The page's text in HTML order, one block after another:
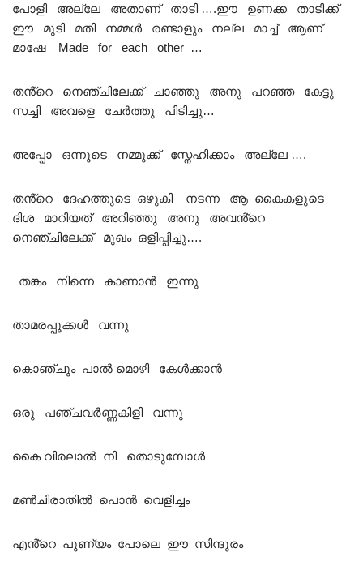
പോളി അല്ലേ അതാണ് താടി ….ഈ ഉണക്ക താടിക്ക്
ഈ മുടി മതി നമ്മൾ രണ്ടാളും നല്ല മാച്ച് ആണ്
മാഷേ Made for each other …
തൻ്റെ നെഞ്ചിലേക്ക് ചാഞ്ഞു അനു പറഞ്ഞ കേട്ടു
സച്ചി അവളെ ചേർത്തു പിടിച്ചു…
അപ്പോ ഒന്നൂടെ നമ്മുക്ക് സ്നേഹിക്കാം അല്ലേ ….
തൻ്റെ ദേഹത്തുടെ ഒഴുകി നടന്ന ആ കൈകളുടെ
ദിശ മാറിയത് അറിഞ്ഞു അനു അവൻ്റെ
നെഞ്ചിലേക്ക് മുഖം ഒളിപ്പിച്ചു….
തങ്കം നിന്നെ കാണാൻ ഇന്നു
താമരപ്പൂക്കൾ വന്നു
കൊഞ്ചും പാൽ മൊഴി കേൾക്കാൻ
ഒരു പഞ്ചവർണ്ണകിളി വന്നു
കൈ വിരലാൽ നി തൊടുമ്പോൾ
മൺചിരാതിൽ പൊൻ വെളിച്ചം
എൻ്റെ പുണ്യം പോലെ ഈ സിന്ദൂരം